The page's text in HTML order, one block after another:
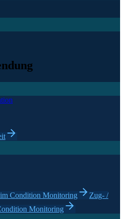
Condition Monitoring
Zug- /
Monitoring